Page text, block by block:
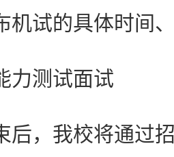
机试的具体时间
测试面试
，我校将通过招